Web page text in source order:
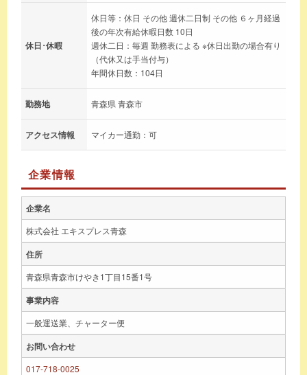
休日･休暇
休日等：休日 その他 週休二日制 その他 ６ヶ月経過
後の年次有給休暇日数 10日
週休二日：毎週 勤務表による ※休日出勤の場合有り
（代休又は手当付与）
年間休日数：104日
勤務地 青森県 青森市
アクセス情報 マイカー通勤：可
企業情報
企業名
株式会社 エキスプレス青森
住所
青森県青森市けやき1丁目15番1号
事業内容
一般運送業、チャーター便
お問い合わせ
017-718-0025